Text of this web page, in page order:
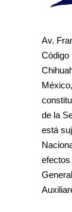
Av.
Código
de la
está
efectos